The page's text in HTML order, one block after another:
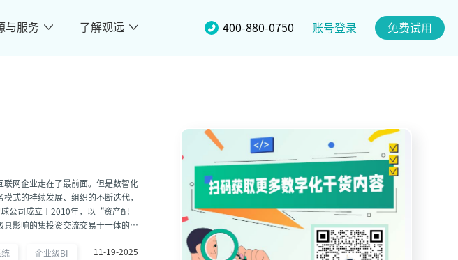
与服务 了解观远 400-880-0750 账号登录 免费试用
网企业走在了最前面。但是数智化
式的持续发展、组织的不断迭代，
公司成立于2010年，以“资产配
影响的集投资交流交易于一体的在
统 企业级BI 11-19-2025